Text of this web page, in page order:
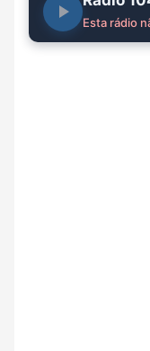
Esta rádio